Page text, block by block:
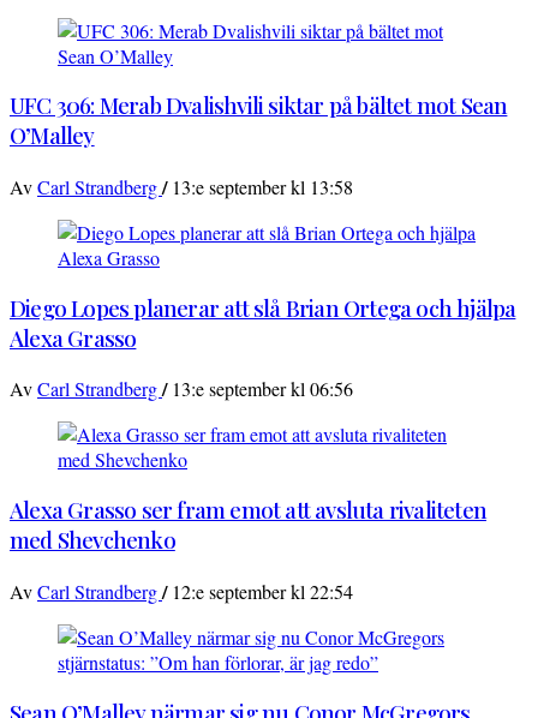
UFC 306: Merab Dvalishvili siktar på bältet mot Sean
O’Malley
AvCarl Strandberg/ 13:e september kl 13:58
Diego Lopes planerar att slå Brian Ortega och hjälpa
Alexa Grasso
AvCarl Strandberg/ 13:e september kl 06:56
Alexa Grasso ser fram emot att avsluta rivaliteten
med Shevchenko
AvCarl Strandberg/ 12:e september kl 22:54